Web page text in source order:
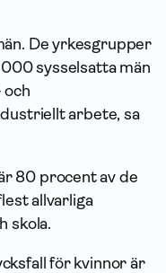
De yrkesgrupper
sysselsatta män
och
arbete, sa
80 procent av de
allvarliga
skola.
för kvinnor är